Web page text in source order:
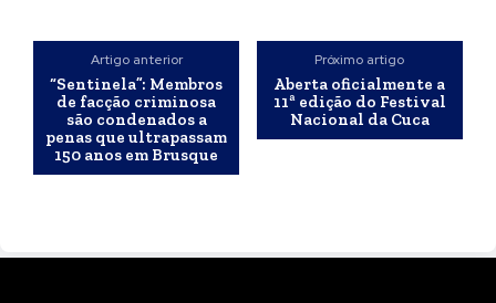
Artigo anterior
“Sentinela”: Membros
de facção criminosa
são condenados a
penas que ultrapassam
150 anos em Brusque
Próximo artigo
Aberta oficialmente a
11ª edição do Festival
Nacional da Cuca